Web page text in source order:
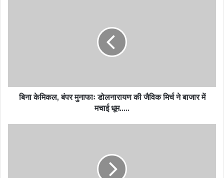
बिना केमिकल, बंपर मुनाफाः डोलनारायण की जैविक मिर्च ने बाजार में
मचाई धूम…..